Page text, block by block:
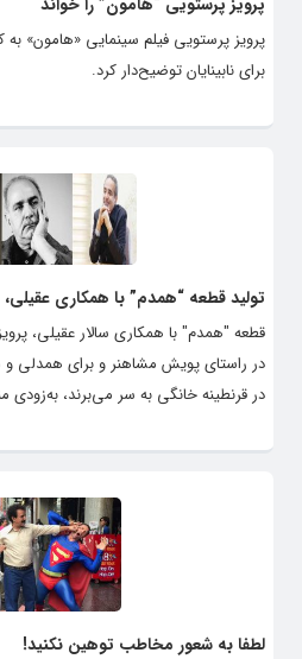
پرویز پرستویی فیلم سینمایی «هامون» به
برای نابینایان توضیح‌دار کرد.
تولید قطعه‌ “همدم” با همکاری
قطعه "همدم" با همکاری سالار عقیلی،
در راستای پویش مشاهنر و برای همدلی و
در قرنطینه خانگی به سر می‌برند،
لطفا به شعور مخاطب توهین